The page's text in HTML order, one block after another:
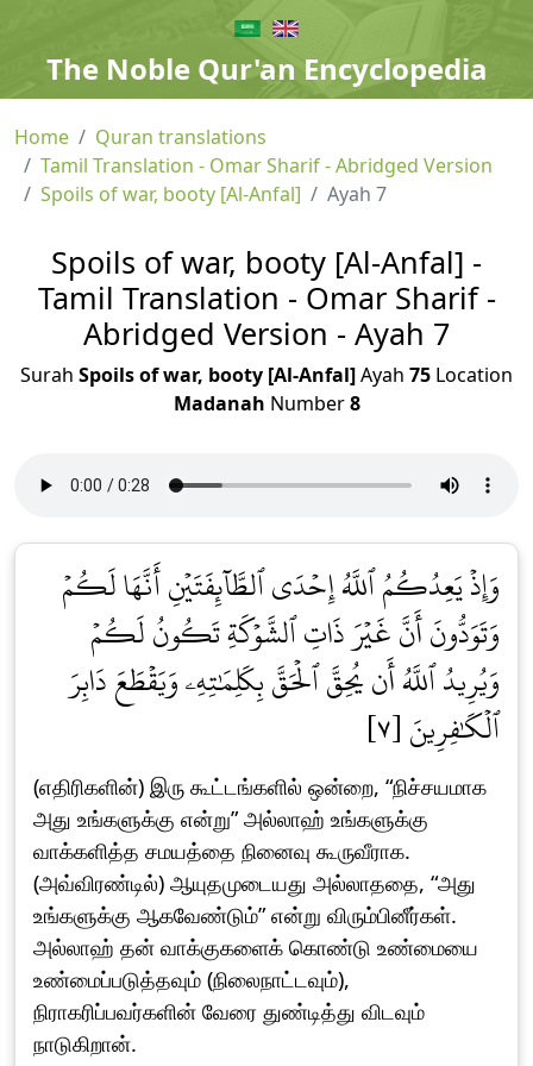
The Noble Qur'an Encyclopedia
Home
Quran translations
Tamil Translation - Omar Sharif - Abridged Version
Spoils of war, booty [Al-Anfal]
Ayah 7
Spoils of war, booty [Al-Anfal] -
Tamil Translation - Omar Sharif -
Abridged Version - Ayah 7
Surah Spoils of war, booty [Al-Anfal]Ayah 75 Location
Madanah Number8
وَإِذۡ يَعِدُكُمُ ٱللَّهُ إِحۡدَى ٱلطَّآئِفَتَيۡنِ أَنَّهَا لَكُمۡ
وَتَوَدُّونَ أَنَّ غَيۡرَ ذَاتِ ٱلشَّوۡكَةِ تَكُونُ لَكُمۡ
وَيُرِيدُ ٱللَّهُ أَن يُحِقَّ ٱلۡحَقَّ بِكَلِمَٰتِهِۦ وَيَقۡطَعَ دَابِرَ
ٱلۡكَٰفِرِينَ [٧]
(எதிரிகளின்) இரு கூட்டங்களில் ஒன்றை, “நிச்சயமாக
அது உங்களுக்கு என்று” அல்லாஹ் உங்களுக்கு
வாக்களித்த சமயத்தை நினைவு கூருவீராக.
(அவ்விரண்டில்) ஆயுதமுடையது அல்லாததை, “அது
உங்களுக்கு ஆகவேண்டும்” என்று விரும்பினீர்கள்.
அல்லாஹ் தன் வாக்குகளைக் கொண்டு உண்மையை
உண்மைப்படுத்தவும் (நிலைநாட்டவும்),
நிராகரிப்பவர்களின் வேரை துண்டித்து விடவும்
நாடுகிறான்.